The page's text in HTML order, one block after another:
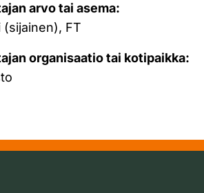
arvo tai asema:
FT
organisaatio tai kotipaikka: